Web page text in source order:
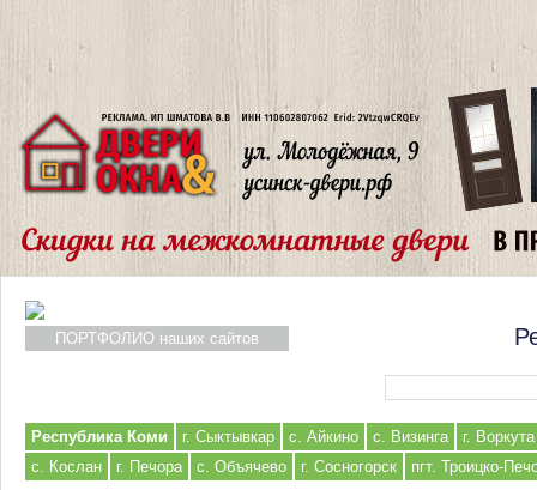
ПОРТФОЛИО наших сайтов
Республика Коми г. Сыктывкар с. Айкино с. Визинга
г. Воркута
с. Кослан
г. Печора с. Объячево г. Сосногорск пгт. Троицко-